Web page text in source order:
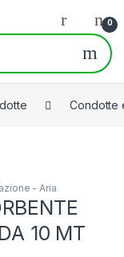
0
Condotte
- Aria
10 MT